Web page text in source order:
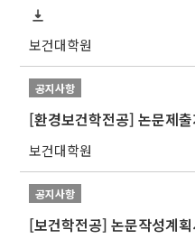
보건대학원
공지사항
[환경보건학전공] 논문제
보건대학원
공지사항
[보건학전공] 논문작성계